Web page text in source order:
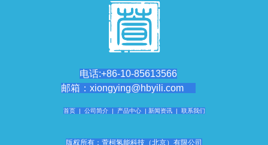
电话:+86-10-85613566
邮箱：xiongying@hbyili.com
首页| 公司简介| 产品中心| 新闻资讯| 联系我们
版权所有：萱柯氢能科技（北京） 有限公司